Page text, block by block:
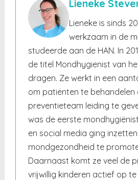
Lieneke
Lieneke is sinds
werkzaam in de
studeerde aan de HAN. In
de titel Mondhygienist van
dragen. Ze werkt in een
om patiënten te behandelen
preventieteam leiding te
was de eerste
en social media ging
mondgezondheid te
Daarnaast komt ze veel de
vrijwillig kinderen actief op